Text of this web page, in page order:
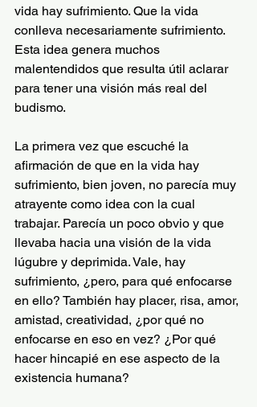
vida hay sufrimiento. Que la vida
conlleva necesariamente sufrimiento.
Esta idea genera muchos
malentendidos que resulta útil aclarar
para tener una visión más real del
budismo.
La primera vez que escuché la
afirmación de que en la vida hay
sufrimiento, bien joven, no parecía muy
atrayente como idea con la cual
trabajar. Parecía un poco obvio y que
llevaba hacia una visión de la vida
lúgubre y deprimida. Vale, hay
sufrimiento, ¿pero, para qué enfocarse
en ello? También hay placer, risa, amor,
amistad, creatividad, ¿por qué no
enfocarse en eso en vez? ¿Por qué
hacer hincapié en ese aspecto de la
existencia humana?